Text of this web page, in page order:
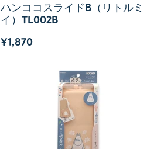
ハンココスライドB（リトルミ
イ）TL002B
¥1,870